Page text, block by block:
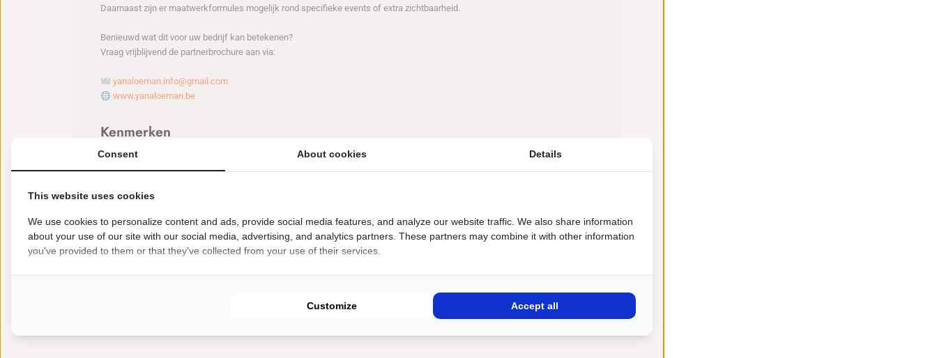
Daarnaast zijn er maatwerkformules mogelijk rond specifieke events of extra zichtbaarheid.
Benieuwd wat dit voor uw bedrijf kan betekenen?
Vraag vrijblijvend de partnerbrochure aan via:
yanaloeman.info@gmail.com
www.yanaloeman.be
Kenmerken
Aangebod of gezocht: Gezocht Voor: Circuit Type Evenement: Endurance 24 uur
Exposure via:: (Eigen) website(s) Exposure via:: Social Media Exposure via:: Televisie
Consent About cookies Details
This website uses cookies
We use cookies to personalize content and ads, provide social media features, and analyze our website traffic. We also share information
about your use of our site with our social media, advertising, and analytics partners. These partners may combine it with other information
you've provided to them or that they've collected from your use of their services.
Customize Accept all